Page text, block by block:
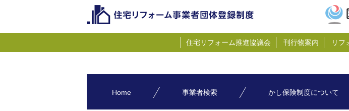
住宅リフォーム推進協議会 刊行物案内 リフ
Home 事業者検索 かし保険制度について